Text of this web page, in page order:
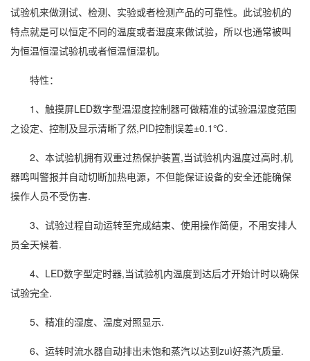
试验机来做测试、检测、实验或者检测产品的可靠性。此试验机的
特点就是可以恒定不同的温度或者湿度来做试验，所以也通常被叫
为恒温恒湿试验机或者恒温恒湿机。
特性：
1、触摸屏LED数字型温湿度控制器可做精准的试验温湿度范围
之设定、控制及显示清晰了然,PID控制误差±0.1℃.
2、本试验机拥有双重过热保护装置,当试验机内温度过高时,机
器鸣叫警报并自动切断加热电源，不但能保证设备的安全还能确保
操作人员不受伤害.
3、试验过程自动运转至完成结束、使用操作简便，不用安排人
员全天候着.
4、LED数字型定时器,当试验机内温度到达后才开始计时以确保
试验完全.
5、精准的湿度、温度对照显示.
6、运转时流水器自动排出未饱和蒸汽以达到zuì好蒸汽质量.